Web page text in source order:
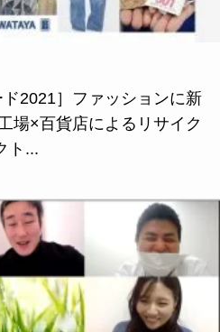
ド2021］ファッションに新
場×百貨店によるリサイク
ト...